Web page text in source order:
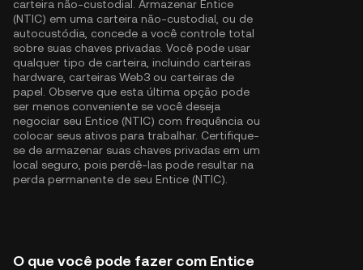
carteira não-custodial. Armazenar Entice
(NTIC) em uma carteira não-custodial, ou de
autocustódia, concede a você controle total
sobre suas chaves privadas. Você pode usar
qualquer tipo de carteira, incluindo carteiras
hardware, carteiras Web3 ou carteiras de
papel. Observe que esta última opção pode
ser menos conveniente se você deseja
negociar seu Entice (NTIC) com frequência ou
colocar seus ativos para trabalhar. Certifique-
se de armazenar suas chaves privadas em um
local seguro, pois perdê-las pode resultar na
perda permanente de seu Entice (NTIC).
O que você pode fazer com Entice